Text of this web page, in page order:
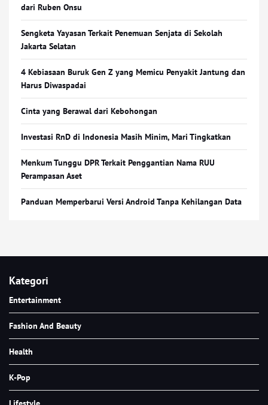
dari Ruben Onsu
Sengketa Yayasan Terkait Penemuan Senjata di Sekolah
Jakarta Selatan
4 Kebiasaan Buruk Gen Z yang Memicu Penyakit Jantung dan
Harus Diwaspadai
Cinta yang Berawal dari Kebohongan
Investasi RnD di Indonesia Masih Minim, Mari Tingkatkan
Menkum Tunggu DPR Terkait Penggantian Nama RUU
Perampasan Aset
Panduan Memperbarui Versi Android Tanpa Kehilangan Data
Kategori
Entertainment
Fashion And Beauty
Health
K-Pop